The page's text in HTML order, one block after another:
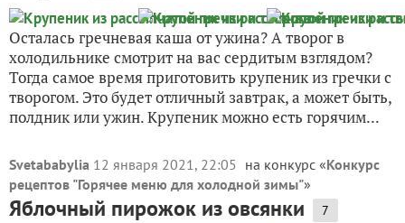
Осталась гречневая каша от ужина? А творог в
холодильнике смотрит на вас сердитым взглядом?
Тогда самое время приготовить крупеник из гречки с
творогом. Это будет отличный завтрак, а может быть,
полдник или ужин. Крупеник можно есть горячим...
Svetababylia 12 января 2021, 22:05 на конкурс «Конкурс
рецептов "Горячее меню для холодной зимы"»
Яблочный пирожок из овсянки 7